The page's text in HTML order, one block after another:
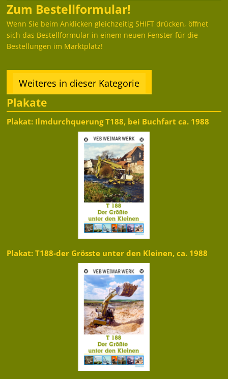
Zum Bestellformular!
Wenn Sie beim Anklicken gleichzeitig SHIFT drücken, öffnet
sich das Bestellformular in einem neuen Fenster für die
Bestellungen im Marktplatz!
Weiteres in dieser Kategorie
Plakate
Plakat: Ilmdurchquerung T188, bei Buchfart ca. 1988
Plakat: T188-der Grösste unter den Kleinen, ca. 1988